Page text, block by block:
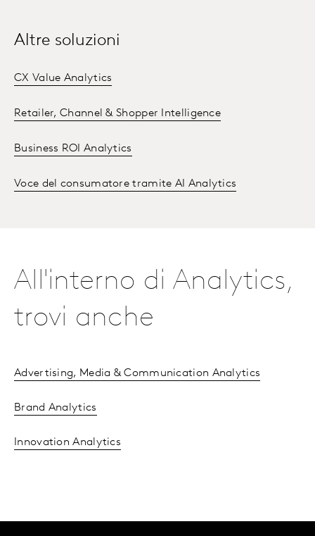
Altre soluzioni
CX Value Analytics
Retailer, Channel & Shopper Intelligence
Business ROI Analytics
Voce del consumatore tramite AI Analytics
All'interno di Analytics,
trovi anche
Advertising, Media & Communication Analytics
Brand Analytics
Innovation Analytics